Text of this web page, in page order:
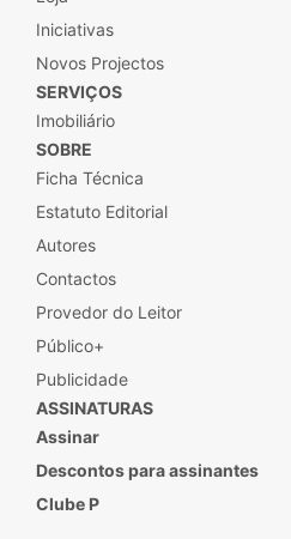
Iniciativas
Novos Projectos
SERVIÇOS
Imobiliário
SOBRE
Ficha Técnica
Estatuto Editorial
Autores
Contactos
Provedor do Leitor
Público+
Publicidade
ASSINATURAS
Assinar
Descontos para assinantes
Clube P